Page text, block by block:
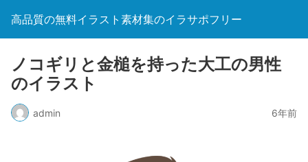
高品質の無料イラスト素材集のイラサポフリー
ノコギリと金槌を持った大工の男性
のイラスト
admin 6年前